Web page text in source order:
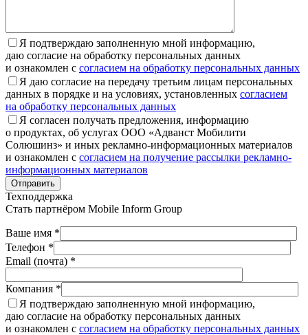
Я подтверждаю заполненную мной информацию,
даю согласие на обработку персональных данных
и ознакомлен с согласием на обработку персональных данных
Я даю согласие на передачу третьим лицам персональных
данных в порядке и на условиях, установленных согласием
на обработку персональных данных
Я согласен получать предложения, информацию
о продуктах, об услугах ООО «Адванст Мобилити
Солюшинз» и иных рекламно-информационных материалов
и ознакомлен с согласием на получение рассылки рекламно-
информационных материалов
Отправить
Техподдержка
Стать партнёром Mobile Inform Group
Ваше имя *
Телефон *
Email (почта) *
Компания *
Я подтверждаю заполненную мной информацию,
даю согласие на обработку персональных данных
и ознакомлен с согласием на обработку персональных данных